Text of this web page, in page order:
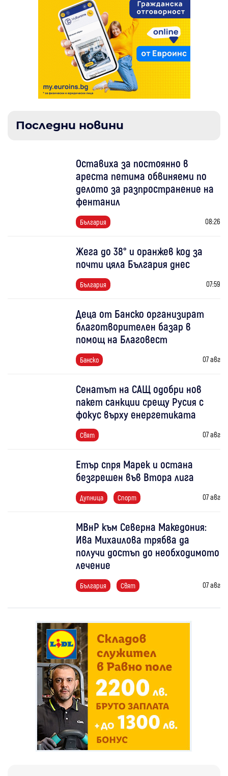
Последни новини
Оставиха за постоянно в
ареста петима обвиняеми по
делото за разпространение на
фентанил
България 08:26
Жега до 38° и оранжев код за
почти цяла България днес
България 07:59
Деца от Банско организират
благотворителен базар в
помощ на Благовест
Банско 07 авг
Сенатът на САЩ одобри нов
пакет санкции срещу Русия с
фокус върху енергетиката
Свят 07 авг
Етър спря Марек и остана
безгрешен във Втора лига
Дупница Спорт 07 авг
МВнР към Северна Македония:
Ива Михаилова трябва да
получи достъп до необходимото
лечение
България Свят 07 авг